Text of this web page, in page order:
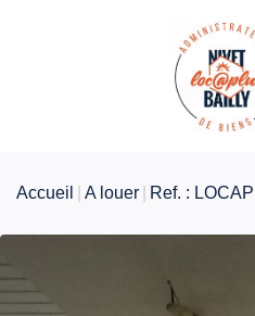
Accueil A louer Ref. :